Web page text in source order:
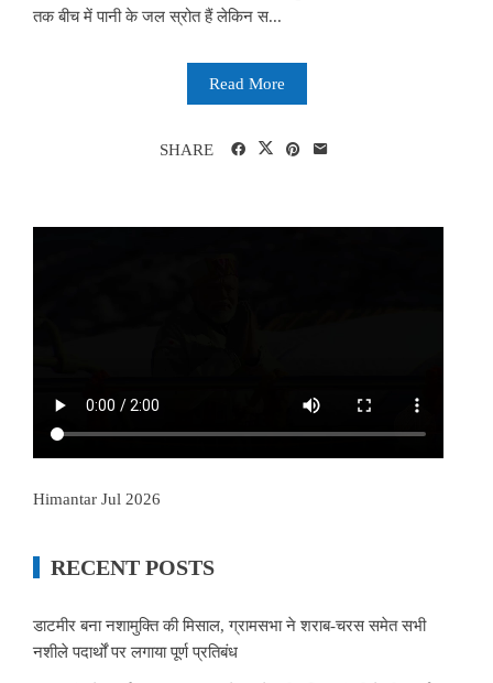
तक बीच में पानी के जल स्रोत हैं लेकिन स...
Read More
SHARE
Himantar Jul 2026
RECENT POSTS
डाटमीर बना नशामुक्ति की मिसाल, ग्रामसभा ने शराब-चरस समेत सभी
नशीले पदार्थों पर लगाया पूर्ण प्रतिबंध